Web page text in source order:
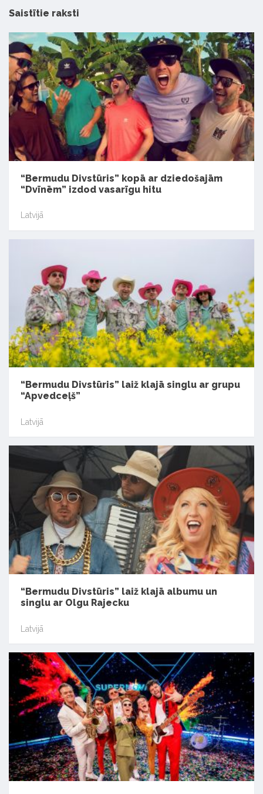
Saistītie raksti
“Bermudu Divstūris” kopā ar dziedošajām
“Dvīnēm” izdod vasarīgu hitu
Latvijā
“Bermudu Divstūris” laiž klajā singlu ar grupu
“Apvedceļš”
Latvijā
“Bermudu Divstūris” laiž klajā albumu un
singlu ar Olgu Rajecku
Latvijā